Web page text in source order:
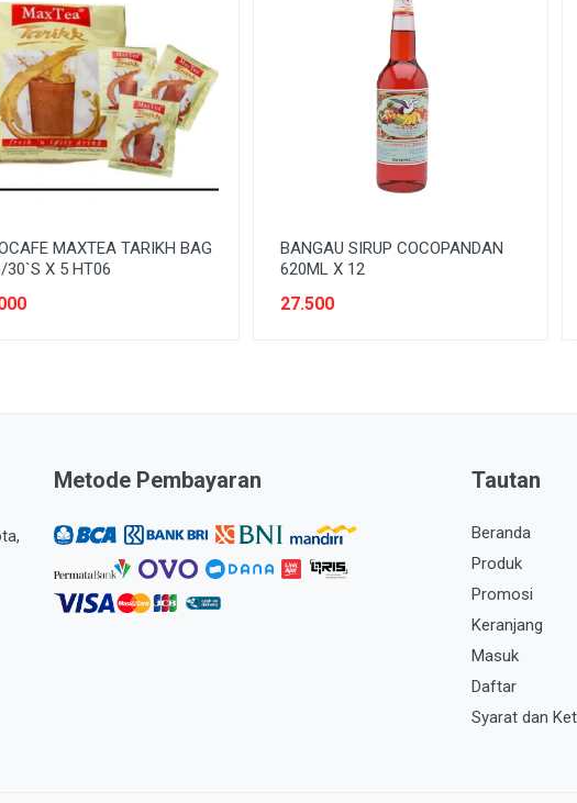
MAXTEA TARIKH BAG
30`S X 5 HT06
BANGAU SIRUP COCOPANDAN
620ML X 12
27.500
Metode Pembayaran Tautan
Beranda
Produk
Promosi
Keranjang
Masuk
Daftar
Syarat dan